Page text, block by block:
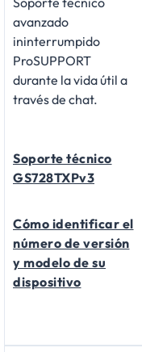
avanzado
ininterrumpido
ProSUPPORT
durante la vida útil a
través de chat.
Soporte técnico
GS728TXPv3
Cómo identificar el
número de versión
y modelo de su
dispositivo